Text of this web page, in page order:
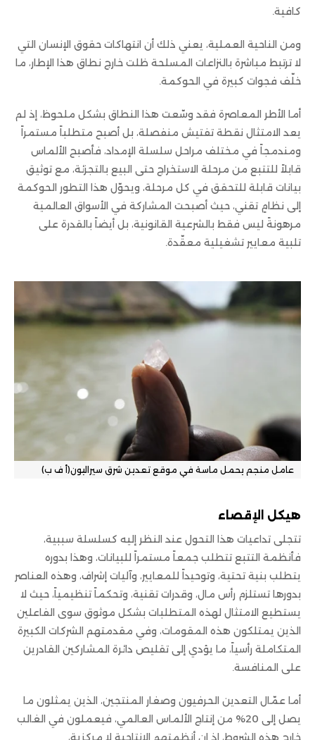
كافية.
ومن الناحية العملية، يعني ذلك أن انتهاكات حقوق الإنسان التي
لا ترتبط مباشرة بالنزاعات المسلحة ظلت خارج نطاق هذا الإطار، ما
خلّف فجوات كبيرة في الحوكمة.
أما الأطر المعاصرة فقد وسّعت هذا النطاق بشكل ملحوظ، إذ لم
يعد الامتثال نقطة تفتيش منفصلة، بل أصبح متطلباً مستمراً
ومندمجاً في مختلف مراحل سلسلة الإمداد، فأصبح الألماس
قابلاً للتتبع من مرحلة الاستخراج حتى البيع بالتجزئة، مع توثيق
بيانات قابلة للتحقق في كل مرحلة، ويحوّل هذا التطور الحوكمة
إلى نظامٍ تقني، حيث أصبحت المشاركة في الأسواق العالمية
مرهونةً ليس فقط بالشرعية القانونية، بل أيضاً بالقدرة على
تلبية معايير تشغيلية معقّدة.
عامل منجم يحمل ماسة في موقع تعدين شرق سيراليون(أ ف ب)
هيكل الإقصاء
تتجلى تداعيات هذا التحول عند النظر إليه كسلسلة سببية،
فأنظمة التتبع تتطلب جمعاً مستمراً للبيانات، وهذا بدوره
يتطلب بنية تحتية، وتوحيداً للمعايير، وآليات إشراف، وهذه العناصر
بدورها تستلزم رأس مال، وقدرات تقنية، وتحكماً تنظيمياً، حيث لا
يستطيع الامتثال لهذه المتطلبات بشكل موثوق سوى الفاعلين
الذين يمتلكون هذه المقومات، وفي مقدمتهم الشركات الكبيرة
المتكاملة رأسياً، ما يؤدي إلى تقليص دائرة المشاركين القادرين
على المنافسة.
أما عمّال التعدين الحرفيون وصغار المنتجين، الذين يمثلون ما
يصل إلى 20% من إنتاج الألماس العالمي، فيعملون في الغالب